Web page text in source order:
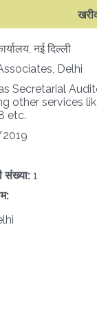
नई दिल्ली
Delhi
Secretarial
other services
etc.
संख्या: 1